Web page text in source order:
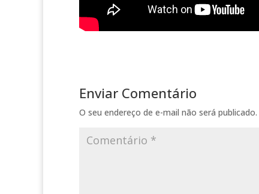
Enviar Comentário
O seu endereço de e-mail não será publicado.